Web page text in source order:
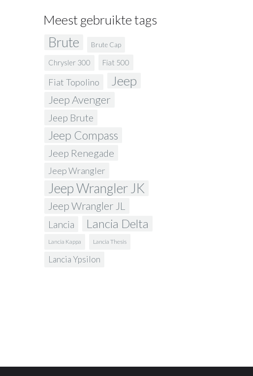
Meest gebruikte tags
Brute Brute Cap
Chrysler 300 Fiat 500
Fiat Topolino Jeep
Jeep Avenger
Jeep Brute
Jeep Compass
Jeep Renegade
Jeep Wrangler
Jeep Wrangler JK
Jeep Wrangler JL
Lancia Lancia Delta
Lancia Kappa Lancia Thesis
Lancia Ypsilon